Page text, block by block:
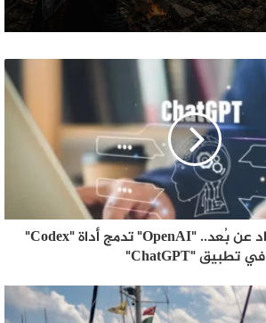
خطوة لإدارة الأكواد عن بُعد.. "OpenAI" تدمج أداة "Codex"
في تطبيق "ChatGPT"